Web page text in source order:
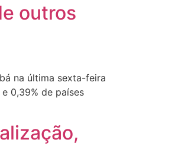
outros
na última sexta-feira
0,39% de países